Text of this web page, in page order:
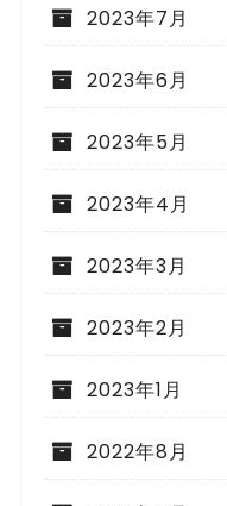
2023年7月
2023年6月
2023年5月
2023年4月
2023年3月
2023年2月
2023年1月
2022年8月